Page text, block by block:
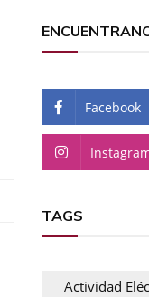
Facebook
TAGS
Actividad